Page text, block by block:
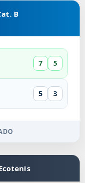
B
7 5
5 3